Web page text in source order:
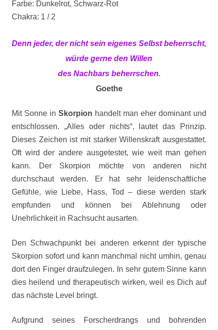
Farbe: Dunkelrot, Schwarz-Rot
Chakra: 1 / 2
Denn jeder, der nicht sein eigenes Selbst beherrscht,
würde gerne den Willen
des Nachbars beherrschen.
Goethe
Mit Sonne in Skorpion handelt man eher dominant und
entschlossen. „Alles oder nichts“, lautet das Prinzip.
Dieses Zeichen ist mit starker Willenskraft ausgestattet.
Oft wird der andere ausgetestet, wie weit man gehen
kann. Der Skorpion möchte von anderen nicht
durchschaut werden. Er hat sehr leidenschaftliche
Gefühle, wie Liebe, Hass, Tod – diese werden stark
empfunden und können bei Ablehnung oder
Unehrlichkeit in Rachsucht ausarten.
Den Schwachpunkt bei anderen erkennt der typische
Skorpion sofort und kann manchmal nicht umhin, genau
dort den Finger draufzulegen. In sehr gutem Sinne kann
dies heilend und therapeutisch wirken, weil es Dich auf
das nächste Level bringt.
Aufgrund seines Forscherdrangs und bohrenden